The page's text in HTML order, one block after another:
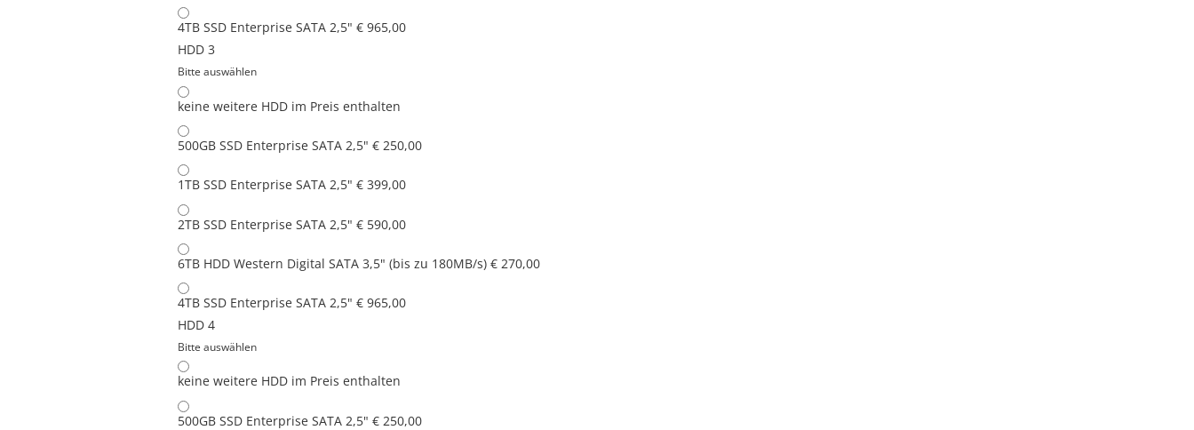
4TB SSD Enterprise SATA 2,5" € 965,00
HDD 3
Bitte auswählen
keine weitere HDD im Preis enthalten
500GB SSD Enterprise SATA 2,5" € 250,00
1TB SSD Enterprise SATA 2,5" € 399,00
2TB SSD Enterprise SATA 2,5" € 590,00
6TB HDD Western Digital SATA 3,5" (bis zu 180MB/s) € 270,00
4TB SSD Enterprise SATA 2,5" € 965,00
HDD 4
Bitte auswählen
keine weitere HDD im Preis enthalten
500GB SSD Enterprise SATA 2,5" € 250,00